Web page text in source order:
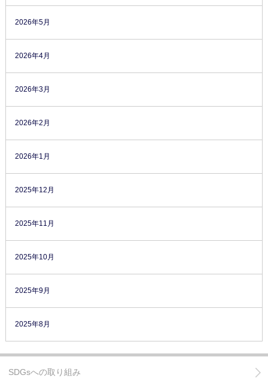
2026年5月
2026年4月
2026年3月
2026年2月
2026年1月
2025年12月
2025年11月
2025年10月
2025年9月
2025年8月
SDGsへの取り組み